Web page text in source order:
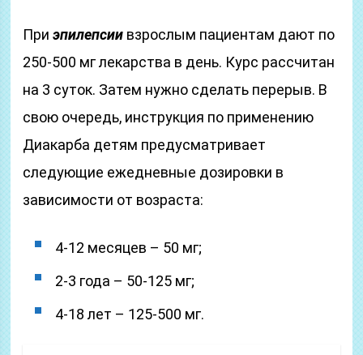
Приэпилепсии взрослым пациентам дают по
250-500 мг лекарства в день. Курс рассчитан
на 3 суток. Затем нужно сделать перерыв. В
свою очередь, инструкция по применению
Диакарба детям предусматривает
следующие ежедневные дозировки в
зависимости от возраста:
4-12 месяцев – 50 мг;
2-3 года – 50-125 мг;
4-18 лет – 125-500 мг.